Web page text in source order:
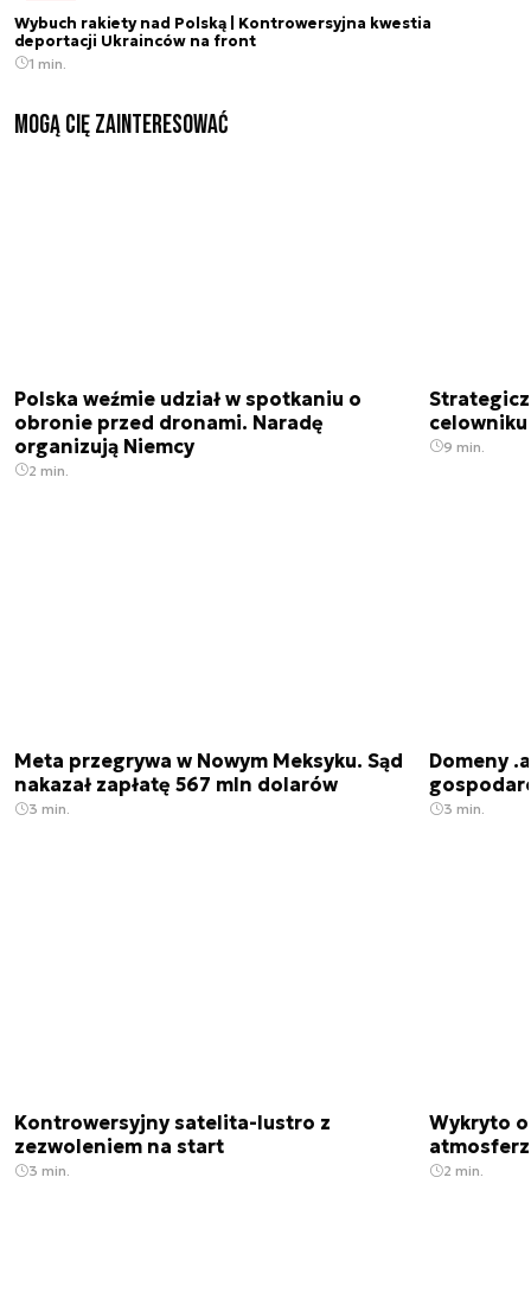
Wybuch rakiety nad Polską | Kontrowersyjna kwestia
deportacji Ukrainców na front
1 min.
Mogą Cię zainteresować
Polska weźmie udział w spotkaniu o
obronie przed dronami. Naradę
organizują Niemcy
2 min.
9 min.
Meta przegrywa w Nowym Meksyku. Sąd
nakazał zapłatę 567 mln dolarów
3 min.
Domeny
3 min.
Kontrowersyjny satelita-lustro z
zezwoleniem na start
3 min.
Wykryto
2 min.